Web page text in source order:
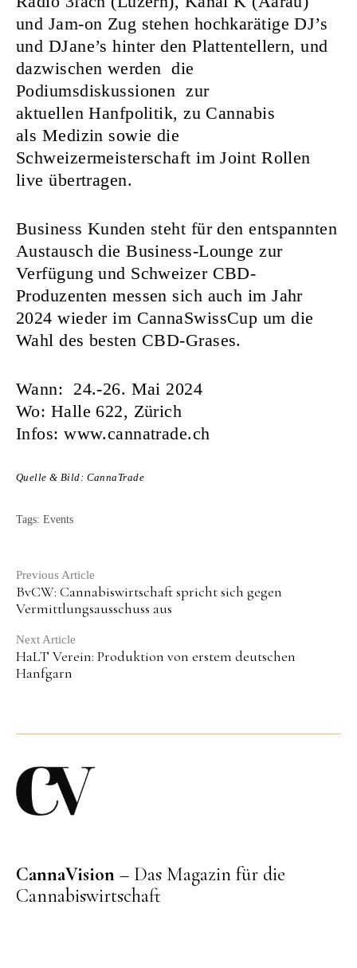
Continue
Reading
Previous Article
BvCW: Cannabiswirtschaft spricht sich gegen
Vermittlungsausschuss aus
Next Article
HaLT Verein: Produktion von erstem deutschen
Hanfgarn
und Jam-on Zug stehen hochkarätige DJ’s
und DJane’s hinter den Plattentellern, und
dazwischen werden die
Podiumsdiskussionen zur
aktuellen Hanfpolitik, zu Cannabis
als Medizin sowie die
Schweizermeisterschaft im Joint Rollen
live übertragen.
Business Kunden steht für den entspannten
Austausch die Business-Lounge zur
Verfügung und Schweizer CBD-
Produzenten messen sich auch im Jahr
2024 wieder im CannaSwissCup um die
Wahl des besten CBD-Grases.
Wann: 24.-26. Mai 2024
Wo: Halle 622, Zürich
Infos:www.cannatrade.ch
Quelle & Bild: CannaTrade
Tags: Events
CannaVision – Das Magazin für die
Cannabiswirtschaft